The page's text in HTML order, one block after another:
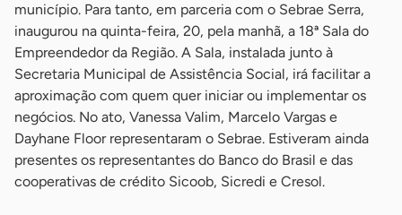
município. Para tanto, em parceria com o Sebrae Serra,
inaugurou na quinta-feira, 20, pela manhã, a 18ª Sala do
Empreendedor da Região. A Sala, instalada junto à
Secretaria Municipal de Assistência Social, irá facilitar a
aproximação com quem quer iniciar ou implementar os
negócios. No ato, Vanessa Valim, Marcelo Vargas e
Dayhane Floor representaram o Sebrae. Estiveram ainda
presentes os representantes do Banco do Brasil e das
cooperativas de crédito Sicoob, Sicredi e Cresol.